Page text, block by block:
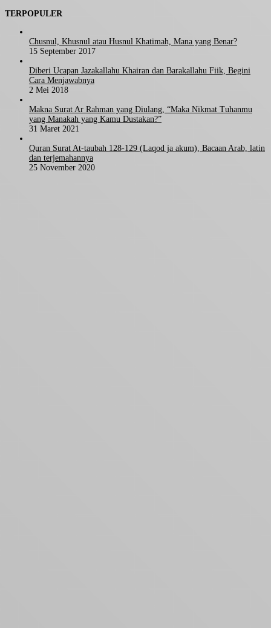
TERPOPULER
Chusnul, Khusnul atau Husnul Khatimah, Mana yang Benar?
15 September 2017
Diberi Ucapan Jazakallahu Khairan dan Barakallahu Fiik, Begini
Cara Menjawabnya
2 Mei 2018
Makna Surat Ar Rahman yang Diulang, “Maka Nikmat Tuhanmu
yang Manakah yang Kamu Dustakan?”
31 Maret 2021
Quran Surat At-taubah 128-129 (Laqod ja akum), Bacaan Arab, latin
dan terjemahannya
25 November 2020